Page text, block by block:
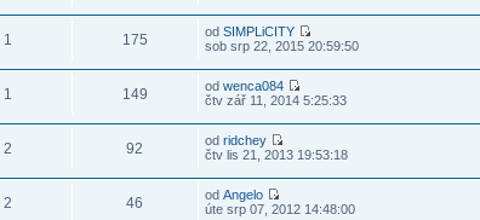
1 175 odSIMPLiCITY
sob srp 22, 2015 20:59:50
1 149 odwenca084
čtv zář 11, 2014 5:25:33
2 92 odridchey
čtv lis 21, 2013 19:53:18
2 46 odAngelo
úte srp 07, 2012 14:48:00